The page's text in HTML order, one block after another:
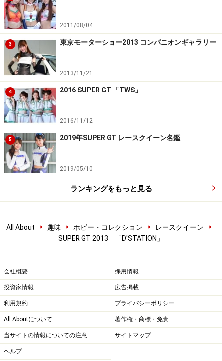
2011/08/04
3 東京モーターショー2013 コンパニオンギャラリー
2013/11/21
4 2016 SUPER GT 「TWS」
2016/11/12
5 2019年SUPER GT レースクイーン名鑑
2019/05/10
ランキングをもっと見る
All About > 趣味 > ホビー・コレクション > レースクイーン
>
SUPER GT 2013 「D'STATION」
会社概要 採用情報
投資家情報 広告掲載
利用規約 プライバシーポリシー
All Aboutについて 著作権・商標・免責
当サイトの情報についての注意 サイトマップ
ヘルプ